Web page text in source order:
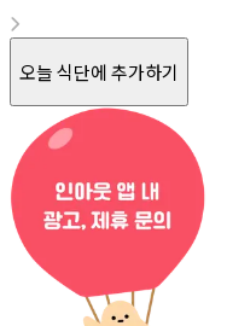
오늘 식단에 추가하기